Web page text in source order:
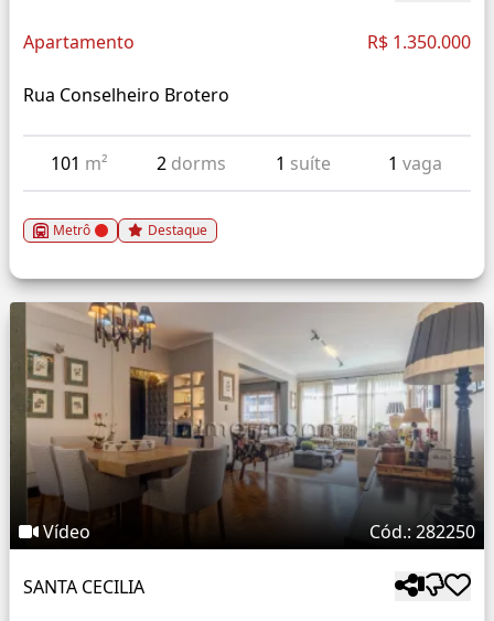
Apartamento R$ 1.350.000
Rua Conselheiro Brotero
101 m² 2 dorms 1 suíte 1 vaga
Metrô Destaque
Vídeo Cód.: 282250
SANTA CECILIA